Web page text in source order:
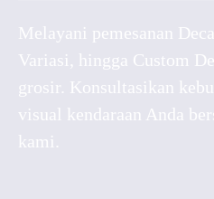
Melayani pemesanan
Variasi, hingga Custom
grosir. Konsultasikan
visual kendaraan Anda
kami.